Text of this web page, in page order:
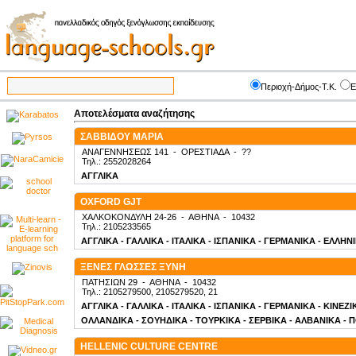
Περιοχή-Δήμος-Τ.Κ.
Αποτελέσματα αναζήτησης
ΣΑΒΒΙΔΟΥ ΜΑΡΙΑ
ΑΝΑΓΕΝΝΗΣΕΩΣ 141 - ΟΡΕΣΤΙΑΔΑ- ??
Τηλ.: 2552028264
ΑΓΓΛΙΚΑ
OXFORD GJT
ΧΑΛΚΟΚΟΝΔΥΛΗ 24-26 - ΑΘΗΝΑ- 10432
Τηλ.: 2105233565
ΑΓΓΛΙΚΑ - ΓΑΛΛΙΚΑ - ΙΤΑΛΙΚΑ - ΙΣΠΑΝΙΚΑ - ΓΕΡΜΑΝΙΚΑ -
ΞΕΝΕΣ ΓΛΩΣΣΕΣ ΞΥΝΗ
ΠΑΤΗΣΙΩΝ 29 - ΑΘΗΝΑ- 10432
Τηλ.: 2105279500, 2105279520, 21
ΑΓΓΛΙΚΑ - ΓΑΛΛΙΚΑ - ΙΤΑΛΙΚΑ - ΙΣΠΑΝΙΚΑ - ΓΕΡΜΑΝΙΚΑ -
ΟΛΛΑΝΔΙΚΑ - ΣΟΥΗΔΙΚΑ - ΤΟΥΡΚΙΚΑ - ΣΕΡΒΙΚΑ - ΑΛΒΑΝΙΚΑ -
HELLENIC CULTURE CENTRE